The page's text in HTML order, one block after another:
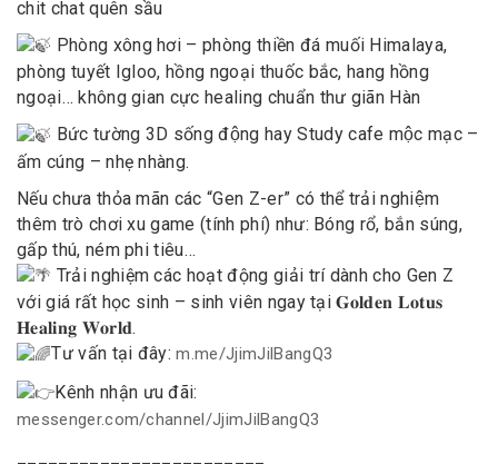
chit chat quên sầu
Phòng xông hơi – phòng thiền đá muối Himalaya,
phòng tuyết Igloo, hồng ngoại thuốc bắc, hang hồng
ngoại… không gian cực healing chuẩn thư giãn Hàn
Bức tường 3D sống động hay Study cafe mộc mạc –
ấm cúng – nhẹ nhàng.
Nếu chưa thỏa mãn các “Gen Z-er” có thể trải nghiệm
thêm trò chơi xu game (tính phí) như: Bóng rổ, bắn súng,
gấp thú, ném phi tiêu…
Trải nghiệm các hoạt động giải trí dành cho Gen Z
với giá rất học sinh – sinh viên ngay tại 𝐆𝐨𝐥𝐝𝐞𝐧 𝐋𝐨𝐭𝐮𝐬
𝐇𝐞𝐚𝐥𝐢𝐧𝐠 𝐖𝐨𝐫𝐥𝐝.
Tư vấn tại đây:m.me/JjimJilBangQ3
Kênh nhận ưu đãi:
messenger.com/channel/JjimJilBangQ3